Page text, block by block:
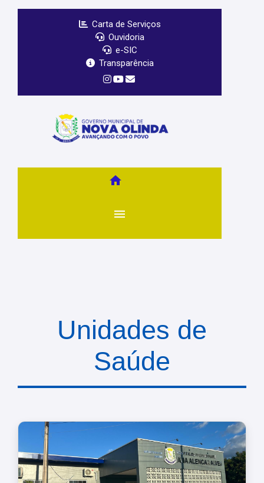
Carta de Serviços
Ouvidoria
e-SIC
Transparência
menu
home
Unidades de
Saúde